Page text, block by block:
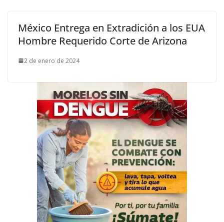
México Entrega en Extradición a los EUA
Hombre Requerido Corte de Arizona
2 de enero de 2024